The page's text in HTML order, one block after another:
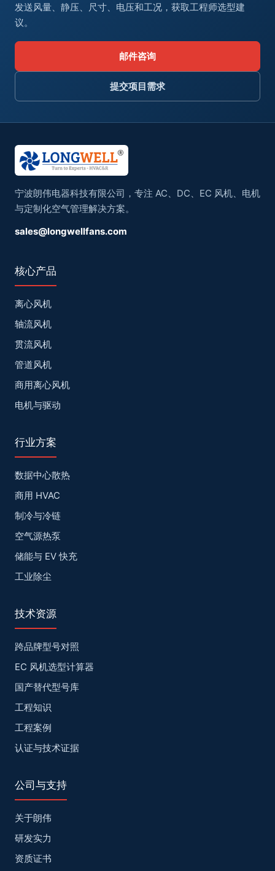
发送风量、静压、尺寸、电压和工况，获取工程师选型建
议。
邮件咨询
提交项目需求
宁波朗伟电器科技有限公司，专注 AC、DC、EC 风机、电机
与定制化空气管理解决方案。
sales@longwellfans.com
核心产品
离心风机
轴流风机
贯流风机
管道风机
商用离心风机
电机与驱动
行业方案
数据中心散热
商用 HVAC
制冷与冷链
空气源热泵
储能与 EV 快充
工业除尘
技术资源
跨品牌型号对照
EC 风机选型计算器
国产替代型号库
工程知识
工程案例
认证与技术证据
公司与支持
关于朗伟
研发实力
资质证书